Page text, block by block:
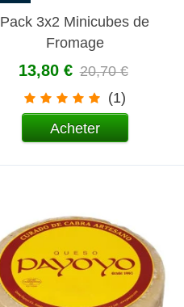
Pack 3x2 Minicubes de
Fromage
13,80 € 20,70 €
(1)
Acheter